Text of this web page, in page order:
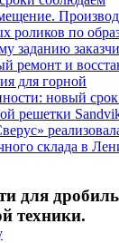
роликов по
заданию
ремонт и
для горной
новый
решетки
склада в
для
техники.